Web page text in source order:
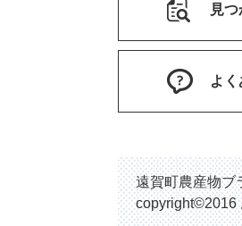
見
よ
遠賀町農産物ブ
copyright©2016